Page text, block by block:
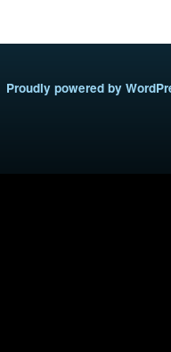
Proudly powered by